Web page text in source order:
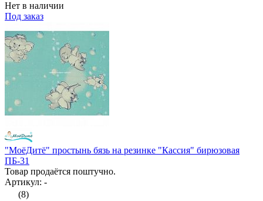
Нет в наличии
Под заказ
"МоёДитё" простынь бязь на резинке "Кассия" бирюзовая
ПБ-31
Товар продаётся поштучно.
Артикул: -
(8)